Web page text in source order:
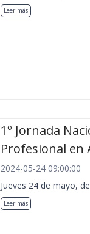
Leer más
1º Jornada
Profesional en
2024-05-24 09:00:00
Jueves 24 de mayo,
Leer más